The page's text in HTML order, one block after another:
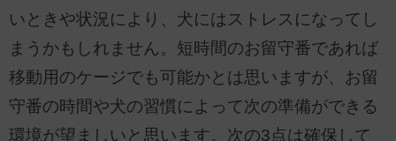
いときや状況により、犬にはストレスになってし
まうかもしれません。短時間のお留守番であれば
移動用のケージでも可能かとは思いますが、お留
守番の時間や犬の習慣によって次の準備ができる
環境が望ましいと思います。次の3点は確保して